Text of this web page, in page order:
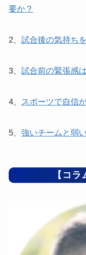
要か？
2、 試合後の気持ち
3、 試合前の緊張感
4、 スポーツで自信
5、 強いチームと弱
【コ